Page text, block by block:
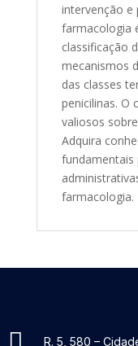
intervenção e
farmacologia
classificação
mecanismos
das classes
penicilinas. O
valiosos
Adquira
fundamentais
farmacologia.
R. 5, 580 –